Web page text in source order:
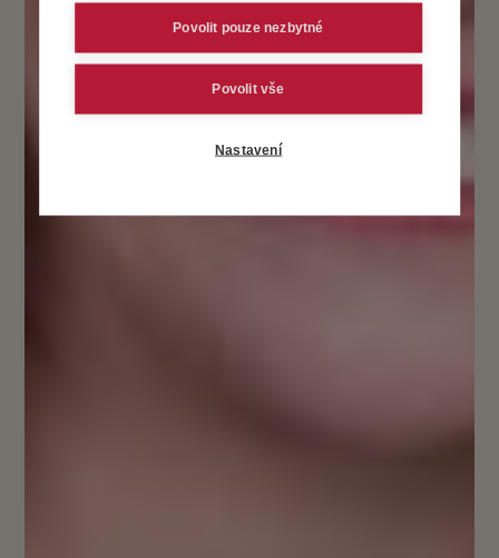
Povolit pouze nezbytné
Povolit vše
Nastavení